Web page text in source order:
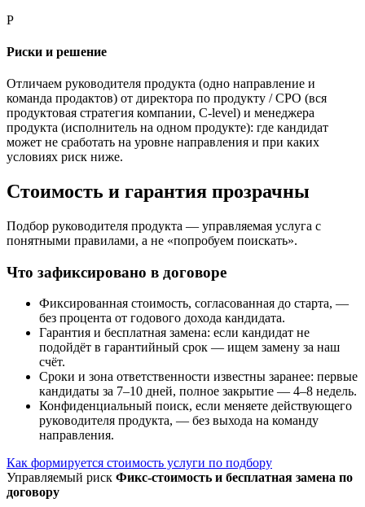
Р
Риски и решение
Отличаем руководителя продукта (одно направление и
команда продактов) от директора по продукту / CPO (вся
продуктовая стратегия компании, C-level) и менеджера
продукта (исполнитель на одном продукте): где кандидат
может не сработать на уровне направления и при каких
условиях риск ниже.
Стоимость и гарантия прозрачны
Подбор руководителя продукта — управляемая услуга с
понятными правилами, а не «попробуем поискать».
Что зафиксировано в договоре
Фиксированная стоимость, согласованная до старта, —
без процента от годового дохода кандидата.
Гарантия и бесплатная замена: если кандидат не
подойдёт в гарантийный срок — ищем замену за наш
счёт.
Сроки и зона ответственности известны заранее: первые
кандидаты за 7–10 дней, полное закрытие — 4–8 недель.
Конфиденциальный поиск, если меняете действующего
руководителя продукта, — без выхода на команду
направления.
Как формируется стоимость услуги по подбору
Управляемый риск Фикс-стоимость и бесплатная замена по
договору